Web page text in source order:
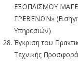
ΕΞΟΠΛΙΣΜΟΥ
ΓΡΕΒΕΝΩΝ»
Υπηρεσιών)
Έγκριση του
Τεχνικής